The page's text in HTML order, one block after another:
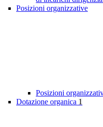
Posizioni organizzative
Posizioni
Dotazione organica 1